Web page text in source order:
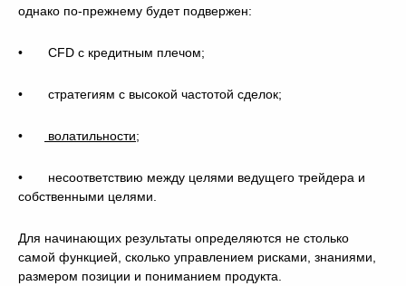
однако по-прежнему будет подвержен:
• CFD с кредитным плечом;
• стратегиям с высокой частотой сделок;
• волатильности;
• несоответствию между целями ведущего трейдера и
собственными целями.
Для начинающих результаты определяются не столько
самой функцией, сколько управлением рисками, знаниями,
размером позиции и пониманием продукта.